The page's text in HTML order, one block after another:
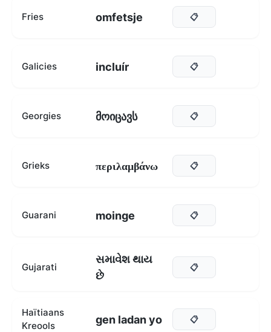
Fries omfetsje 📋
Galicies incluír 📋
Georgies მოიცავს 📋
Grieks περιλαμβάνω 📋
Guarani moinge 📋
Gujarati
સમાવેશ થાય
છે
📋
Haïtiaans
Kreools
gen ladan yo 📋